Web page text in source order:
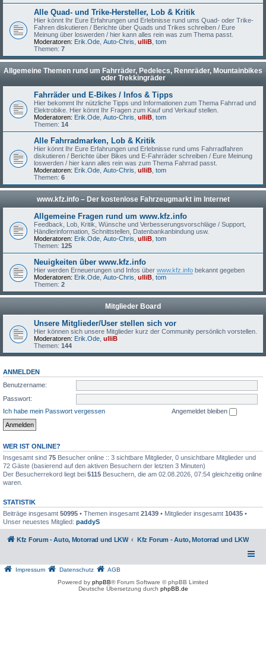
Alle Quad- und Trike-Hersteller, Lob & Kritik
Hier könnt Ihr Eure Erfahrungen und Erlebnisse rund ums Quad- oder Trike-
Fahren diskutieren / Berichte über Quads und Trikes schreiben / Eure
Meinung über loswerden / hier kann alles rein was zum Thema passt.
Moderatoren: Erik.Ode Auto-Chris ulliB tom
Themen: 7
Allgemeine Themen rund um Fahrräder, Pedelecs, Rennräder, Mountainbikes
oder Trekkingräder
Fahrräder und E-Bikes / Infos & Tipps
Hier bekommt Ihr nützliche Tipps und Informationen zum Thema Fahrrad und
Elektrobike. Hier könnt Ihr Fragen zum Kauf und Verkauf stellen.
Moderatoren: Erik.Ode Auto-Chris ulliB tom
Themen: 14
Alle Fahrradmarken, Lob & Kritik
Hier könnt Ihr Eure Erfahrungen und Erlebnisse rund ums Fahrradfahren
diskutieren / Berichte über Bikes und E-Fahrräder schreiben / Eure Meinung
loswerden / hier kann alles rein was zum Thema Fahrrad passt.
Moderatoren: Erik.Ode Auto-Chris ulliB tom
Themen: 6
www.kfz.info – Der kostenlose Fahrzeugmarkt im Internet
Allgemeine Fragen rund um www.kfz.info
Feedback, Lob, Kritik, Wünsche und Verbesserungsvorschläge / Support,
Händlerinformation, Schnittstellen, Datenbankanbindung usw.
Moderatoren: Erik.Ode Auto-Chris ulliB tom
Themen: 125
Neuigkeiten über www.kfz.info
Hier werden Erneuerungen und Infos über www.kfz.info bekannt gegeben
Moderatoren: Erik.Ode Auto-Chris ulliB tom
Themen: 2
Mitglieder Board
Unsere Mitglieder/User stellen sich vor
Hier können sich unsere Mitglieder kurz der Community persönlich vorstellen.
Moderatoren: Erik.Ode ulliB
Themen: 144
ANMELDEN
Benutzername:
Passwort:
Ich habe mein Passwort vergessen
Angemeldet bleiben
WER IST ONLINE?
Insgesamt sind 75 Besucher online :: 3 sichtbare Mitglieder, 0 unsichtbare Mitglieder und
72 Gäste (basierend auf den aktiven Besuchern der letzten 3 Minuten)
Der Besucherrekord liegt bei 5115 Besuchern, die am 02.08.2026, 07:54 gleichzeitig online
waren.
STATISTIK
Beiträge insgesamt 50995 • Themen insgesamt 21439 • Mitglieder insgesamt 10435 •
Unser neuestes Mitglied: paddyS
Kfz Forum - Auto, Motorrad und LKW Kfz Forum - Auto, Motorrad und LKW
Impressum Datenschutz
AGB
Powered by phpBB® Forum Software © phpBB Limited
Deutsche Übersetzung durch phpBB.de